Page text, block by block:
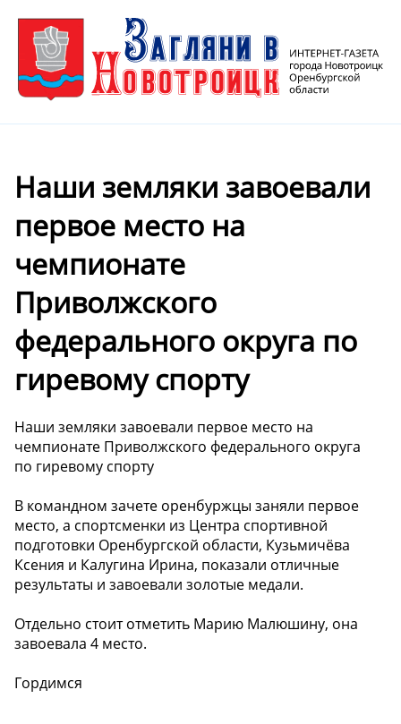
Наши земляки завоевали
первое место на
чемпионате
Приволжского
федерального округа по
гиревому спорту
Наши земляки завоевали первое место на
чемпионате Приволжского федерального округа
по гиревому спорту
В командном зачете оренбуржцы заняли первое
место, а спортсменки из Центра спортивной
подготовки Оренбургской области, Кузьмичёва
Ксения и Калугина Ирина, показали отличные
результаты и завоевали золотые медали.
Отдельно стоит отметить Марию Малюшину, она
завоевала 4 место.
Гордимся